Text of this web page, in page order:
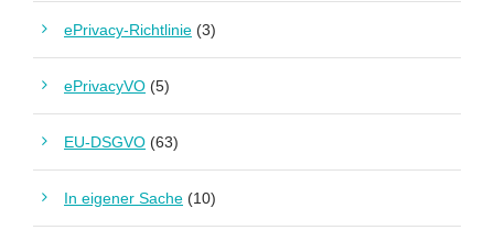
ePrivacy-Richtlinie (3)
ePrivacyVO (5)
EU-DSGVO (63)
In eigener Sache (10)